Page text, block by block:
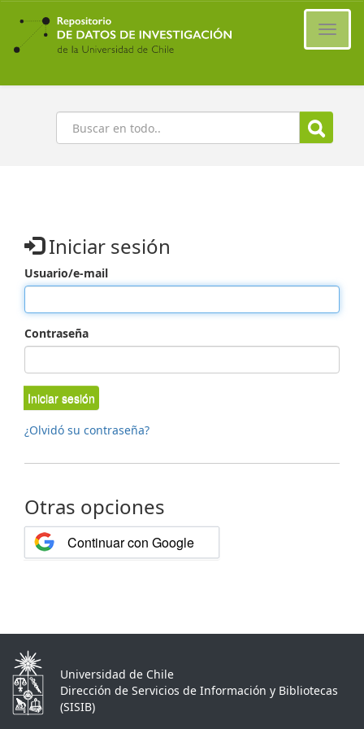
Ir
contenido
principal
Buscar
Iniciar sesión
Usuario/e-mail
Contraseña
Iniciar sesión
¿Olvidó su contraseña?
Otras opciones
Continuar con Google
Universidad de Chile
Dirección de Servicios de Información y Bibliotecas
(SISIB)